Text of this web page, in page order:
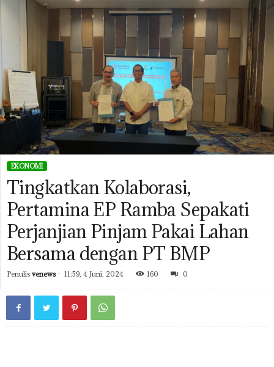
EKONOMI
Tingkatkan Kolaborasi,
Pertamina EP Ramba Sepakati
Perjanjian Pinjam Pakai Lahan
Bersama dengan PT BMP
Penulis venews- 11:59, 4 Juni, 2024 160 0